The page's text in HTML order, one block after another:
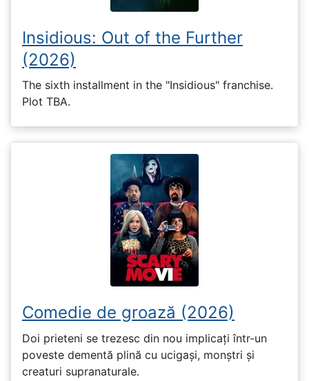
Insidious: Out of the Further
(2026)
The sixth installment in the "Insidious" franchise.
Plot TBA.
Comedie de groază (2026)
Doi prieteni se trezesc din nou implicați într-un
poveste dementă plină cu ucigași, monștri și
creaturi supranaturale.